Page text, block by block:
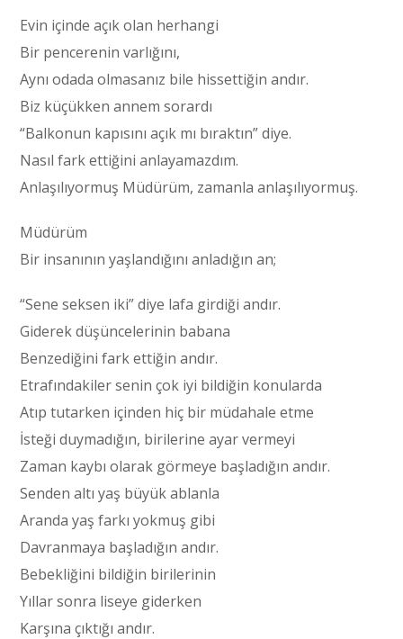
Evin içinde açık olan herhangi
Bir pencerenin varlığını,
Aynı odada olmasanız bile hissettiğin andır.
Biz küçükken annem sorardı
“Balkonun kapısını açık mı bıraktın” diye.
Nasıl fark ettiğini anlayamazdım.
Anlaşılıyormuş Müdürüm, zamanla anlaşılıyormuş.
Müdürüm
Bir insanının yaşlandığını anladığın an;
“Sene seksen iki” diye lafa girdiği andır.
Giderek düşüncelerinin babana
Benzediğini fark ettiğin andır.
Etrafındakiler senin çok iyi bildiğin konularda
Atıp tutarken içinden hiç bir müdahale etme
İsteği duymadığın, birilerine ayar vermeyi
Zaman kaybı olarak görmeye başladığın andır.
Senden altı yaş büyük ablanla
Aranda yaş farkı yokmuş gibi
Davranmaya başladığın andır.
Bebekliğini bildiğin birilerinin
Yıllar sonra liseye giderken
Karşına çıktığı andır.